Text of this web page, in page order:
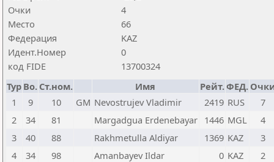
Очки
4
Место
66
Федерация
KAZ
Идент.Номер
0
код FIDE
13700324
Тур Bo. Ст.ном. Имя Рейт.ФЕД.
1
9 10 GM Nevostrujev Vladimir 2419 RUS
7
2
34 81 Margadgua Erdenebayar 1446 MGL
4
3
40 88 Rakhmetulla Aldiyar 1369 KAZ
3
4
34 98 Amanbayev Ildar 0 KAZ
2